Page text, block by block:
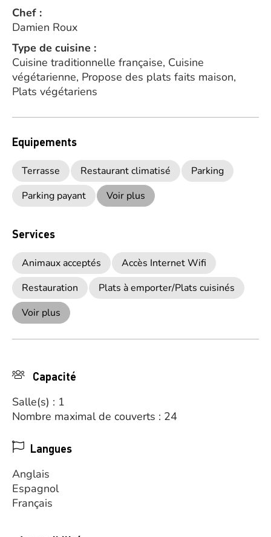
Chef :
Damien Roux
Type de cuisine :
Cuisine traditionnelle française, Cuisine
végétarienne, Propose des plats faits maison,
Plats végétariens
Equipements
Terrasse Restaurant climatisé
Parking
Parking payant
Voir plus
Services
Animaux acceptés
Accès Internet Wifi
Restauration
Plats à emporter/Plats cuisinés
Voir plus
Capacité
Salle(s) : 1
Nombre maximal de couverts : 24
Langues
Anglais
Espagnol
Français